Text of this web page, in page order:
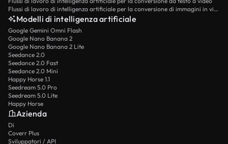
Flussi di lavoro di intelligenza artificiale per la conversione di immagini in video
Modelli di intelligenza artificiale
Google Gemini Omni Flash
Google Nano Banana 2
Google Nano Banana 2 Lite
Seedance 2.0
Seedance 2.0 Fast
Seedance 2.0 Mini
Happy Horse 1.1
Seedream 5.0 Pro
Seedream 5.0 Lite
Happy Horse
Azienda
Di
Coverr Plus
Sviluppatori / API